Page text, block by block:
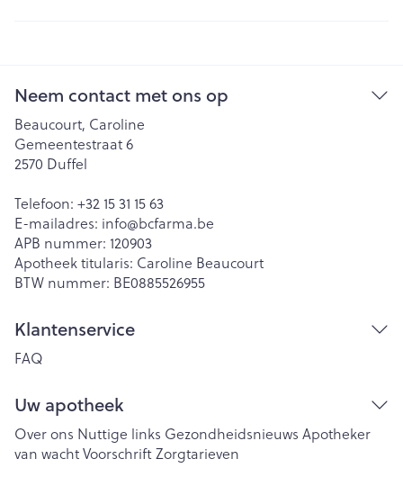
Neem contact met ons op
Beaucourt, Caroline
Gemeentestraat 6
2570 Duffel
Telefoon: +32 15 31 15 63
E-mailadres: info@bcfarma.be
APB nummer: 120903
Apotheek titularis: Caroline Beaucourt
BTW nummer: BE0885526955
Klantenservice
FAQ
Uw apotheek
Over ons Nuttige links Gezondheidsnieuws Apotheker
van wachtVoorschriftZorgtarieven